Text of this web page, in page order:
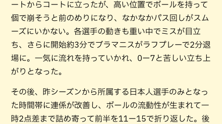
ートからコートに立ったが、高い位置でボールを持って
個で崩そうと前のめりになり、なかなかパス回しがスム
ーズにいかない。各選手の動きも重い中でミスが目立
ち、さらに開始約3分でブラマニスがラフプレーで2分退
場に。一気に流れを持っていかれ、0ー7と苦しい立ち上
がりとなった。
その後、昨シーズンから所属する日本人選手のみとなっ
た時間帯に連係が改善し、ボールの流動性が生まれて一
時2点差まで詰め寄って前半を11ー15で折り返した。後